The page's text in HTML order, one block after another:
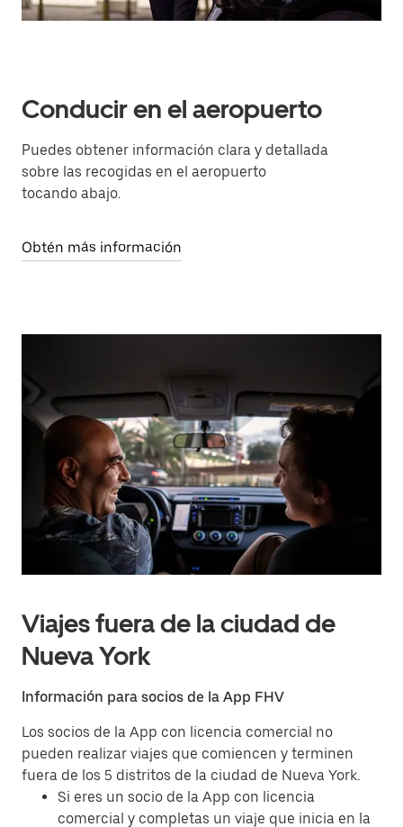
Conducir en el aeropuerto
Puedes obtener información clara y detallada
sobre las recogidas en el aeropuerto
tocando abajo.
Obtén más información
Viajes fuera de la ciudad de
Nueva York
Información para socios de la App FHV
Los socios de la App con licencia comercial no
pueden realizar viajes que comiencen y terminen
fuera de los 5 distritos de la ciudad de Nueva York.
Si eres un socio de la App con licencia
comercial y completas un viaje que inicia en la